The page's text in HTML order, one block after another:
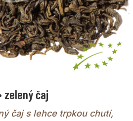
• zelený čaj
čaj s lehce trpkou chutí,